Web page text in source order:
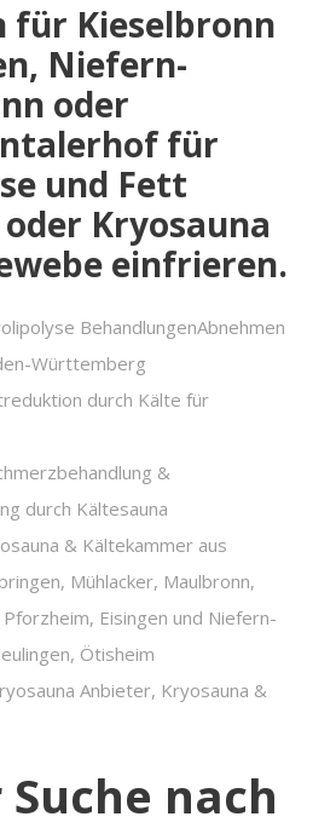
für Kieselbronn
Niefern-
oder
für
und Fett
Kryosauna
einfrieren.
BehandlungenAbnehmen
Württemberg
durch Kälte für
&
durch Kältesauna
& Kältekammer aus
Mühlacker, Maulbronn,
Eisingen und Niefern-
Ötisheim
Anbieter, Kryosauna &
nach